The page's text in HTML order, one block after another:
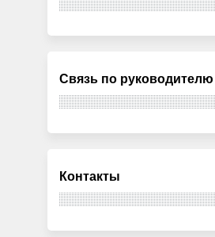
Связь по руководителю
Контакты